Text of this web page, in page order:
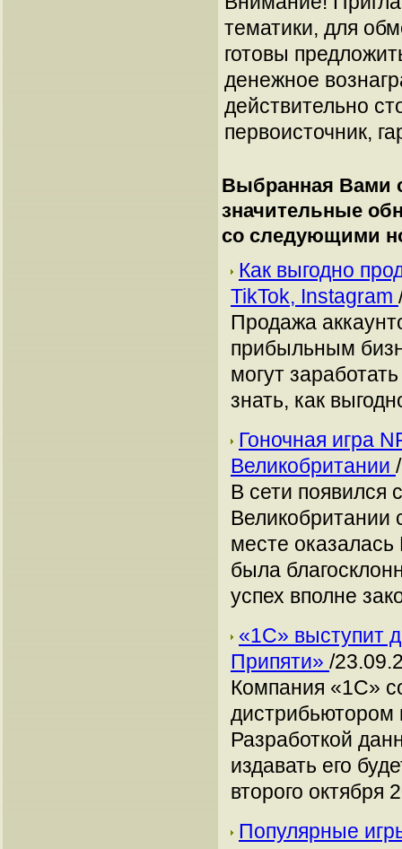
тематики, для
готовы
денежное
действительно
первоисточник,
Выбранная Вами
значительные
со следующими
Как выгодно
TikTok, Instagram
Продажа
прибыльным
могут
знать, как
Гоночная игра
Великобритании
В сети появился
Великобритании
месте оказалась
была
успех вполне
«1C» выступит
Припяти» /
Компания «1С»
дистрибьютором
Разработкой
издавать его
второго октября
Популярные